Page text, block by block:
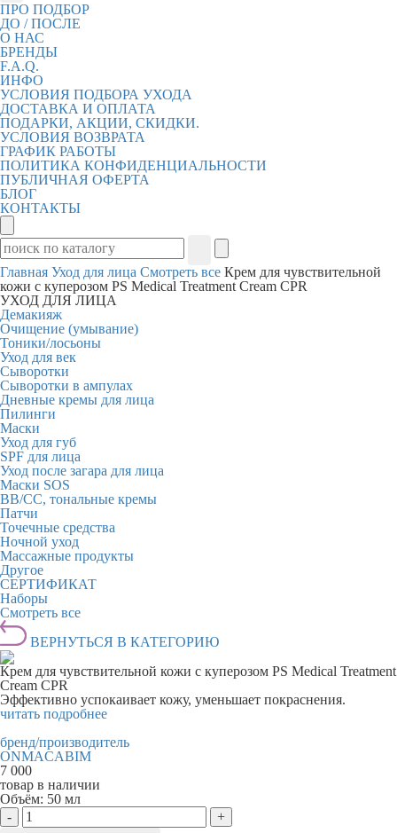
ПРО ПОДБОР
ДО / ПОСЛЕ
О НАС
БРЕНДЫ
F.A.Q.
ИНФО
УСЛОВИЯ ПОДБОРА УХОДА
ДОСТАВКА И ОПЛАТА
ПОДАРКИ, АКЦИИ, СКИДКИ.
УСЛОВИЯ ВОЗВРАТА
ГРАФИК РАБОТЫ
ПОЛИТИКА КОНФИДЕНЦИАЛЬНОСТИ
ПУБЛИЧНАЯ ОФЕРТА
БЛОГ
КОНТАКТЫ
Главная Уход для лица Смотреть все Крем для чувствительной
кожи с куперозом PS Medical Treatment Cream CPR
УХОД ДЛЯ ЛИЦА
Демакияж
Очищение (умывание)
Тоники/лосьоны
Уход для век
Сыворотки
Сыворотки в ампулах
Дневные кремы для лица
Пилинги
Маски
Уход для губ
SPF для лица
Уход после загара для лица
Маски SOS
BB/CC, тональные кремы
Патчи
Точечные средства
Ночной уход
Массажные продукты
Другое
СЕРТИФИКАТ
Наборы
Смотреть все
ВЕРНУТЬСЯ В КАТЕГОРИЮ
Крем для чувствительной кожи с куперозом PS Medical Treatment
Cream CPR
Эффективно успокаивает кожу, уменьшает покраснения.
читать подробнее
бренд/производитель
ONMACABIM
7 000
товар в наличии
Объём: 50 мл
-
+